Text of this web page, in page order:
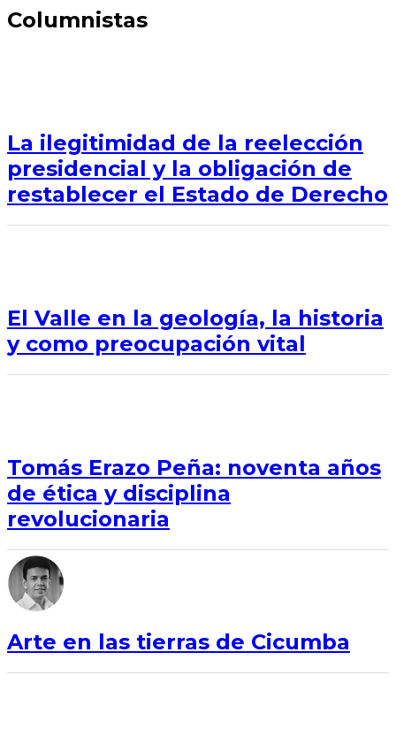
Columnistas
La ilegitimidad de la reelección
presidencial y la obligación de
restablecer el Estado de Derecho
El Valle en la geología, la historia
y como preocupación vital
Tomás Erazo Peña: noventa años
de ética y disciplina
revolucionaria
Arte en las tierras de Cicumba